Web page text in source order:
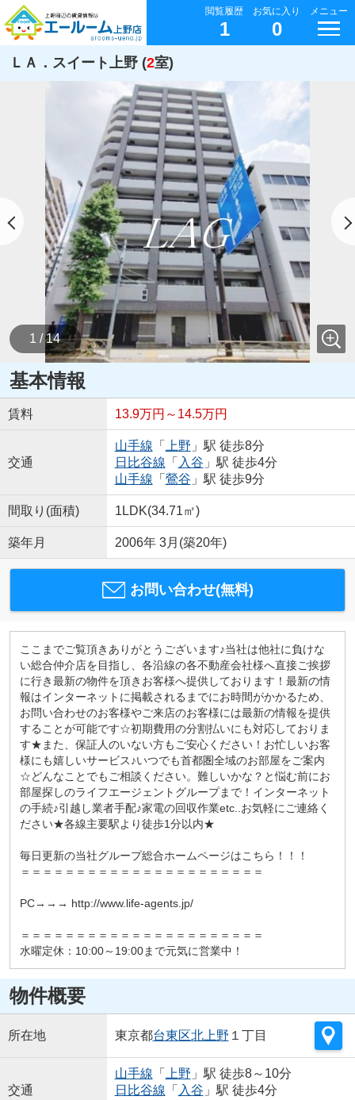
閲覧履歴
1
お気に入り
0
メニュー
ＬＡ．スイート上野 (2室)
1 / 14
基本情報
賃料 13.9万円～14.5万円
交通
山手線 「 上野 」駅 徒歩8分
日比谷線 「 入谷 」駅 徒歩4分
山手線 「 鶯谷 」駅 徒歩9分
間取り(面積) 1LDK(34.71㎡)
築年月 2006年 3月(築20年)
お問い合わせ(無料)
ここまでご覧頂きありがとうございます♪当社は他社に負けな
い総合仲介店を目指し、各沿線の各不動産会社様へ直接ご挨拶
に行き最新の物件を頂きお客様へ提供しております！最新の情
報はインターネットに掲載されるまでにお時間がかかるため、
お問い合わせのお客様やご来店のお客様には最新の情報を提供
することが可能です☆初期費用の分割払いにも対応しておりま
す★また、保証人のいない方もご安心ください！お忙しいお客
様にも嬉しいサービス♪いつでも首都圏全域のお部屋をご案内
☆どんなことでもご相談ください。難しいかな？と悩む前にお
部屋探しのライフエージェントグループまで！インターネット
の手続♪引越し業者手配♪家電の回収作業etc..お気軽にご連絡く
ださい★各線主要駅より徒歩1分以内★
毎日更新の当社グループ総合ホームページはこちら！！！
＝＝＝＝＝＝＝＝＝＝＝＝＝＝＝＝＝＝＝＝＝＝
PC→→→ http://www.life-agents.jp/
＝＝＝＝＝＝＝＝＝＝＝＝＝＝＝＝＝＝＝＝＝＝
水曜定休：10:00～19:00まで元気に営業中！
物件概要
所在地 東京都台東区北上野 １丁目
交通
山手線 「 上野 」駅 徒歩8～10分
日比谷線 「 入谷 」駅 徒歩4分